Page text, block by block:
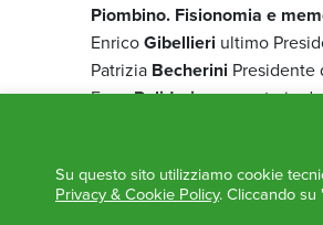
Piombino. Fisionomia e
EnricoGibellieri ultimo
Patrizia Becherini Presidente
EnzoPolidoriex segretario
Su questo sito utilizziamo cookie
Privacy & Cookie Policy. Cliccando su